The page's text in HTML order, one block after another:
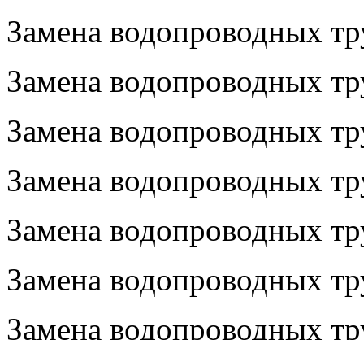
Замена водопроводных
Замена водопроводных
Замена водопроводных
Замена водопроводных
Замена водопроводных
Замена водопроводных
Замена водопроводных